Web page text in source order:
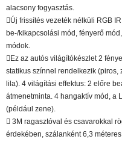
alacsony fogyasztás.
Új frissítés vezeték nélküli RGB
be-/kikapcsolási mód, fényerő
módok.
Ez az autós világítókészlet 2
statikus színnel rendelkezik (piros,
lila). 4 világítási effektus: 2 előre
átmenetminta. 4 hangaktív mód, a
(például zene).
 3M ragasztóval és csavarokkal
érdekében, szálanként 6,3